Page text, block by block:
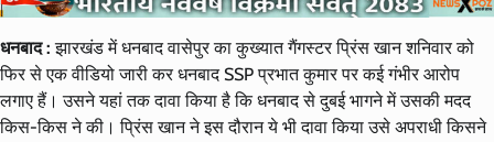
धनबाद :झारखंड में धनबाद वासेपुर का कुख्यात गैंगस्टर प्रिंस खान शनिवार को
फिर से एक वीडियो जारी कर धनबाद SSP प्रभात कुमार पर कई गंभीर आरोप
लगाए हैं। उसने यहां तक दावा किया है कि धनबाद से दुबई भागने में उसकी मदद
किस-किस ने की। प्रिंस खान ने इस दौरान ये भी दावा किया उसे अपराधी किसने